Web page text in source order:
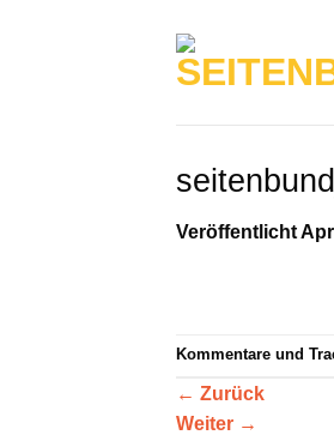
Veröffentlicht
Kommentare und
← Zurück
Weiter →